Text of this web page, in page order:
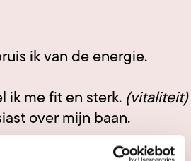
ik van de energie.
ik me fit en sterk. (vitaliteit)
over mijn baan.